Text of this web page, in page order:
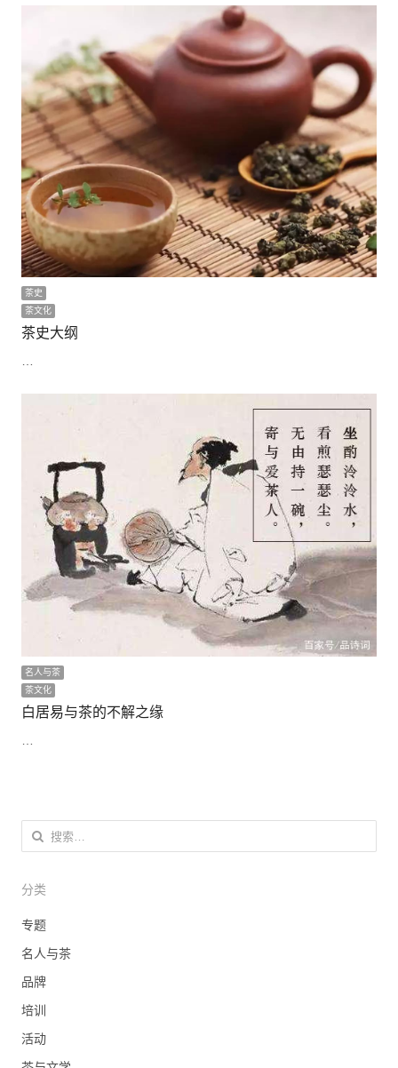
茶史
茶文化
茶史大纲
名人与茶
茶文化
白居易与茶的不解之缘
…
搜索：
分类
专题
名人与茶
品牌
培训
活动